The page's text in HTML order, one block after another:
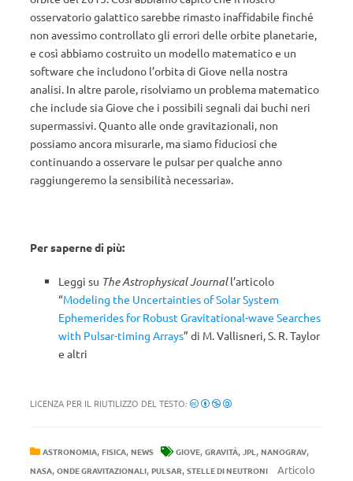
osservatorio galattico sarebbe rimasto inaffidabile finché
non avessimo controllato gli errori delle orbite planetarie,
e così abbiamo costruito un modello matematico e un
software che includono l’orbita di Giove nella nostra
analisi. In altre parole, risolviamo un problema matematico
che include sia Giove che i possibili segnali dai buchi neri
supermassivi. Quanto alle onde gravitazionali, non
possiamo ancora misurarle, ma siamo fiduciosi che
continuando a osservare le pulsar per qualche anno
raggiungeremo la sensibilità necessaria».
Per saperne di più:
Leggi su The Astrophysical Journall’articolo
“Modeling the Uncertainties of Solar System
Ephemerides for Robust Gravitational-wave Searches
with Pulsar-timing Arrays” di M. Vallisneri, S. R. Taylor
e altri
LICENZA PER IL RIUTILIZZO DEL TESTO:
ASTRONOMIA, FISICA, NEWS GIOVE, GRAVITÀ, JPL, NANOGRAV,
NASA, ONDE GRAVITAZIONALI, PULSAR, STELLE DI NEUTRONI
Articolo